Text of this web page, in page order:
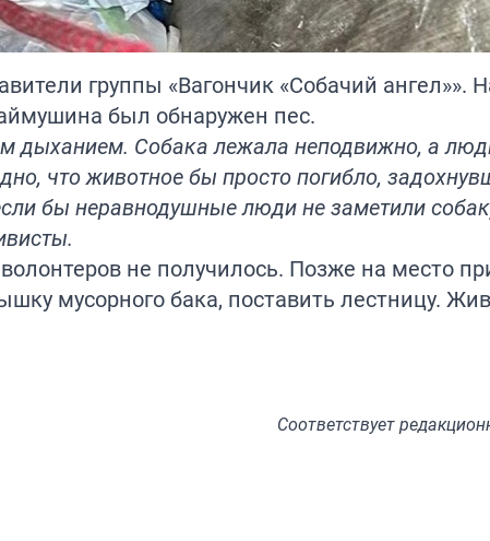
группы «Вагончик «Собачий ангел»».
был обнаружен пес.
дыханием. Собака лежала неподвижно, а
что животное бы просто погибло,
бы неравнодушные люди не заметили
не получилось. Позже на место
мусорного бака, поставить лестницу.
Соответствует